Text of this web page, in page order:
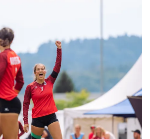
gestrigen Bronzemedaille der
reist die Delegation von
mit einem kompletten Medaillensatz